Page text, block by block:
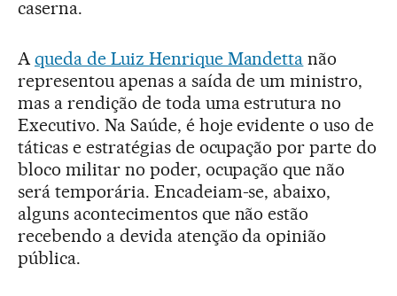
caserna.
A queda de Luiz Henrique Mandetta não
representou apenas a saída de um ministro,
mas a rendição de toda uma estrutura no
Executivo. Na Saúde, é hoje evidente o uso de
táticas e estratégias de ocupação por parte do
bloco militar no poder, ocupação que não
será temporária. Encadeiam-se, abaixo,
alguns acontecimentos que não estão
recebendo a devida atenção da opinião
pública.